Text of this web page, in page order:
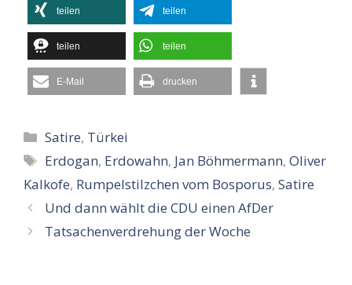
teilen teilen
teilen teilen
E-Mail drucken
Kategorien
Satire, Türkei
Schlagwörter
Erdogan, Erdowahn, Jan Böhmermann,Oliver
Kalkofe, Rumpelstilzchen vom Bosporus, Satire
Und dann wählt die CDU einen AfDer
Tatsachenverdrehung der Woche